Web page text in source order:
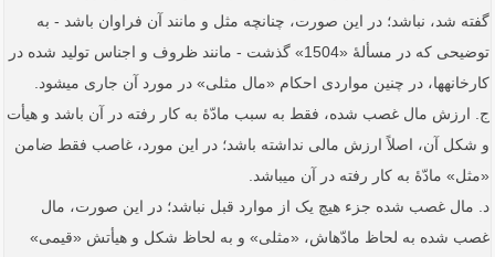
گفته شد، نباشد؛ در این صورت، چنانچه مثل و مانند آن فراوان باشد - به
توضیحی که در مسألۀ «1504» گذشت - مانند ظروف و اجناس تولید شده در
کارخانه­ها، در چنین مواردی احکام «مال مثلی» در مورد آن جاری می­شود.
ج. ارزش مال غصب شده، فقط به سبب مادّۀ به کار رفته در آن باشد و هیأت
و شکل آن، اصلاً ارزش مالی نداشته باشد؛ در این مورد، غاصب فقط ضامن
«مثل» مادّۀ به کار رفته در آن می­باشد.
د. مال غصب شده جزء هیچ یک از موارد قبل نباشد؛ در این صورت، مال
غصب شده به لحاظ مادّه­اش، «مثلی» و به لحاظ شکل و هیأتش «قیمی»